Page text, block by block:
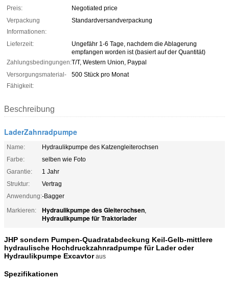
Preis:
Negotiated price
Verpackung
Informationen:
Standardversandverpackung
Lieferzeit:
Ungefähr 1-6 Tage, nachdem die Ablagerung
empfangen worden ist (basiert auf der Quantität)
Zahlungsbedingungen:T/T, Western Union, Paypal
Versorgungsmaterial-
Fähigkeit:
500 Stück pro Monat
Beschreibung
LaderZahnradpumpe
Name:
Hydraulikpumpe des Katzengleiterochsen
Farbe:
selben wie Foto
Garantie:
1 Jahr
Struktur:
Vertrag
Anwendung:-Bagger
Markieren:
Hydraulikpumpe des Gleiterochsen,
Hydraulikpumpe für Traktorlader
JHP sondern Pumpen-Quadratabdeckung Keil-Gelb-mittlere
hydraulische Hochdruckzahnradpumpe für Lader oder
Hydraulikpumpe Excavtoraus
Spezifikationen